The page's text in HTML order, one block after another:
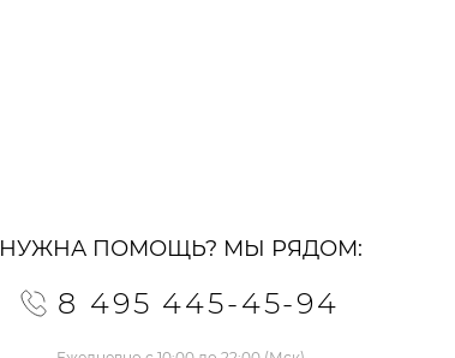
НУЖНА ПОМОЩЬ? МЫ РЯДОМ:
8 495 445-45-94